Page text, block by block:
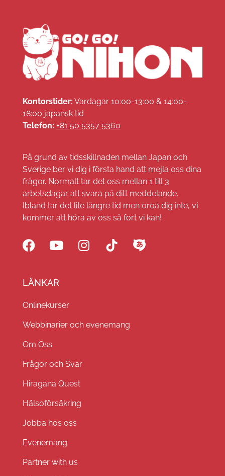
Kontorstider: Vardagar 10:00-13:00 & 14:00-
18:00 japansk tid
Telefon: +81 50 5357 5360
På grund av tidsskillnaden mellan Japan och
Sverige ber vi dig i första hand att mejla oss dina
frågor. Normalt tar det oss mellan 1 till 3
arbetsdagar att svara på ditt meddelande.
Ibland tar det lite längre tid men oroa dig inte, vi
kommer att höra av oss så fort vi kan!
LÄNKAR
Onlinekurser
Webbinarier och evenemang
Om Oss
Frågor och Svar
Hiragana Quest
Hälsoförsäkring
Jobba hos oss
Evenemang
Partner with us